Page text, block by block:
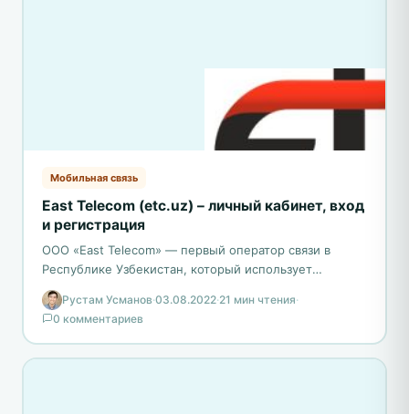
Мобильная связь
East Telecom (etc.uz) – личный кабинет, вход
и регистрация
ООО «East Telecom» — первый оператор связи в
Республике Узбекистан, который использует
передовые технологии и решения, так называемые
Сети Следующего Поколения (Next…
Рустам Усманов·03.08.2022·21 мин чтения·
0 комментариев